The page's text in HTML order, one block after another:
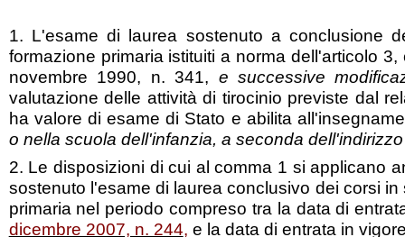
1. L'esame di laurea sostenuto a conclusione
formazione primaria istituiti a norma dell'articolo
novembre 1990, n. 341, e successive
valutazione delle attività di tirocinio previste dal
ha valore di esame di Stato e abilita
o nella scuola dell'infanzia, a seconda
2. Le disposizioni di cui al comma 1 si applicano
sostenuto l'esame di laurea conclusivo dei corsi
primaria nel periodo compreso tra la data di
dicembre 2007, n. 244, e la data di entrata in